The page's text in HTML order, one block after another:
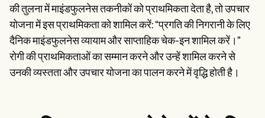
की तुलना में माइंडफुलनेस तकनीकों को प्राथमिकता देता है, तो उपचार
योजना में इस प्राथमिकता को शामिल करें: “प्रगति की निगरानी के लिए
दैनिक माइंडफुलनेस व्यायाम और साप्ताहिक चेक-इन शामिल करें।”
रोगी की प्राथमिकताओं का सम्मान करने और उन्हें शामिल करने से
उनकी व्यस्तता और उपचार योजना का पालन करने में वृद्धि होती है।